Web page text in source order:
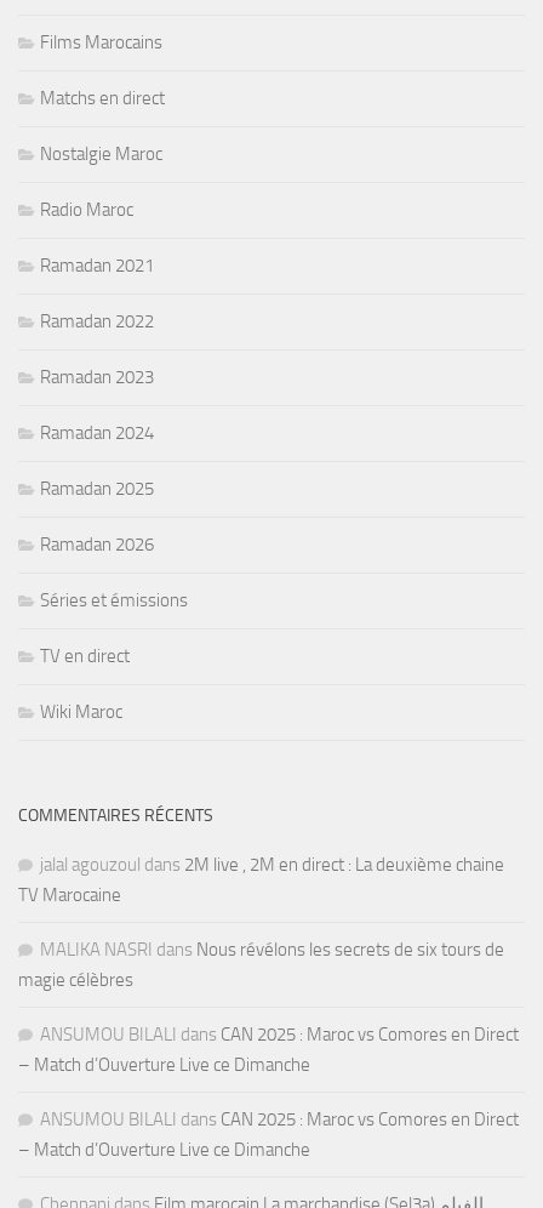
Films Marocains
Matchs en direct
Nostalgie Maroc
Radio Maroc
Ramadan 2021
Ramadan 2022
Ramadan 2023
Ramadan 2024
Ramadan 2025
Ramadan 2026
Séries et émissions
TV en direct
Wiki Maroc
COMMENTAIRES RÉCENTS
jalal agouzoul dans 2M live , 2M en direct : La deuxième chaine
TV Marocaine
MALIKA NASRI dans Nous révélons les secrets de six tours de
magie célèbres
ANSUMOU BILALI dans CAN 2025 : Maroc vs Comores en Direct
– Match d’Ouverture Live ce Dimanche
ANSUMOU BILALI dans CAN 2025 : Maroc vs Comores en Direct
– Match d’Ouverture Live ce Dimanche